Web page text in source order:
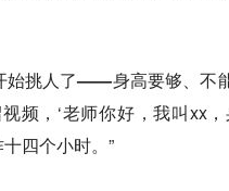
始挑人了——身高要够、不
频，‘老师你好，我叫xx
四个小时。”